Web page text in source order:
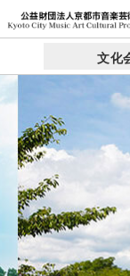
文化